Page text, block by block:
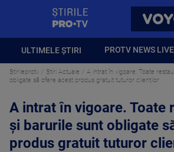
ULTIMELE ȘTIRI PROTV NEWS LIVE
Stirileprotv Știri Actuale
A intrat în vigoare. Toate
obligate să ofere acest produs gratuit tuturor clienților
A intrat în vigoare. Toate
și barurile sunt obligate
produs gratuit tuturor